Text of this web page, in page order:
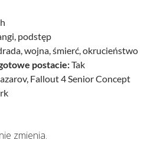
podstęp
wojna, śmierć, okrucieństwo
postacie:Tak
Fallout 4 Senior Concept
zmienia.